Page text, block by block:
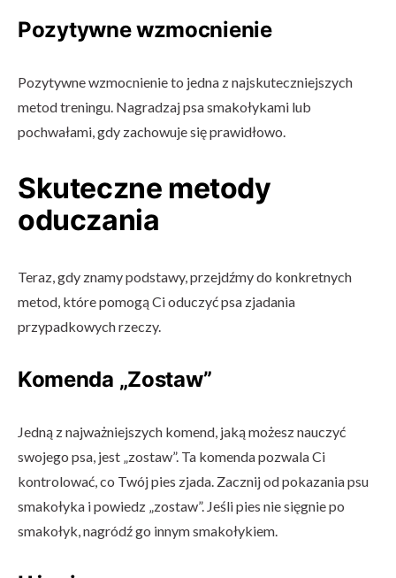
Pozytywne wzmocnienie
Pozytywne wzmocnienie to jedna z najskuteczniejszych
metod treningu. Nagradzaj psa smakołykami lub
pochwałami, gdy zachowuje się prawidłowo.
Skuteczne metody
oduczania
Teraz, gdy znamy podstawy, przejdźmy do konkretnych
metod, które pomogą Ci oduczyć psa zjadania
przypadkowych rzeczy.
Komenda „Zostaw”
Jedną z najważniejszych komend, jaką możesz nauczyć
swojego psa, jest „zostaw”. Ta komenda pozwala Ci
kontrolować, co Twój pies zjada. Zacznij od pokazania psu
smakołyka i powiedz „zostaw”. Jeśli pies nie sięgnie po
smakołyk, nagródź go innym smakołykiem.